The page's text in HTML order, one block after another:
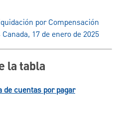
por Compensación
17 de enero de 2025
la tabla
de cuentas por pagar